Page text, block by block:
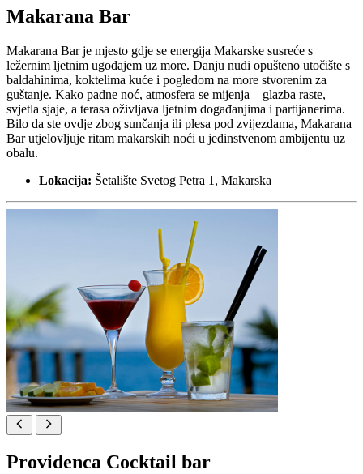
Makarana Bar
Makarana Bar je mjesto gdje se energija Makarske susreće s
ležernim ljetnim ugođajem uz more. Danju nudi opušteno utočište s
baldahinima, koktelima kuće i pogledom na more stvorenim za
guštanje. Kako padne noć, atmosfera se mijenja – glazba raste,
svjetla sjaje, a terasa oživljava ljetnim događanjima i partijanerima.
Bilo da ste ovdje zbog sunčanja ili plesa pod zvijezdama, Makarana
Bar utjelovljuje ritam makarskih noći u jedinstvenom ambijentu uz
obalu.
Lokacija: Šetalište Svetog Petra 1, Makarska
Providenca Cocktail bar